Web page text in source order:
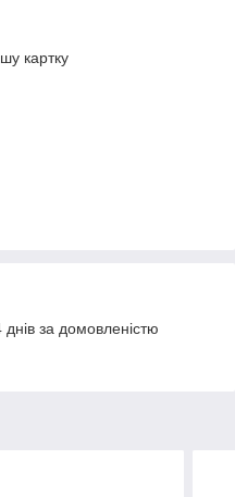
картку
за домовленістю